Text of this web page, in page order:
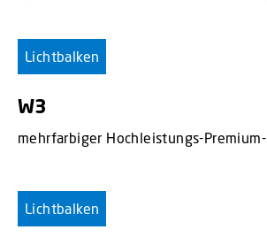
Lichtbalken
W3
mehrfarbiger Hochleistungs-
Lichtbalken